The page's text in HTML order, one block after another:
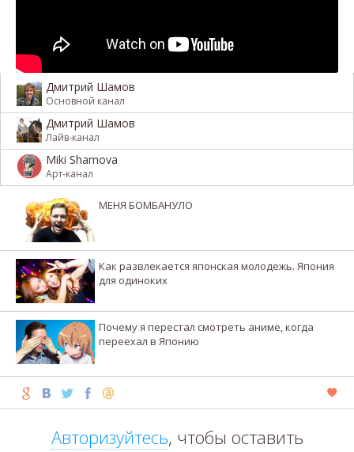
Дмитрий Шамов
Основной канал
Дмитрий Шамов
Лайв-канал
Miki Shamova
Арт-канал
МЕНЯ БОМБАНУЛО
Как развлекается японская молодежь. Япония
для одиноких
Почему я перестал смотреть аниме, когда
переехал в Японию
Авторизуйтесь, чтобы оставить